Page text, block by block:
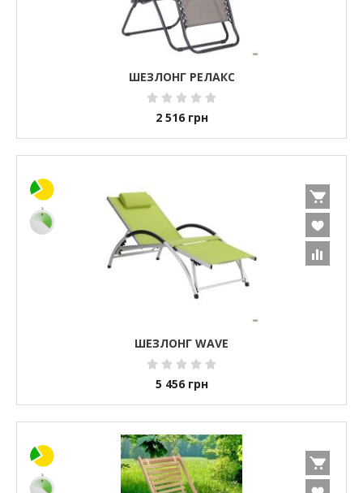
ШЕЗЛОНГ РЕЛАКС
2 516 грн
ШЕЗЛОНГ WAVE
5 456 грн